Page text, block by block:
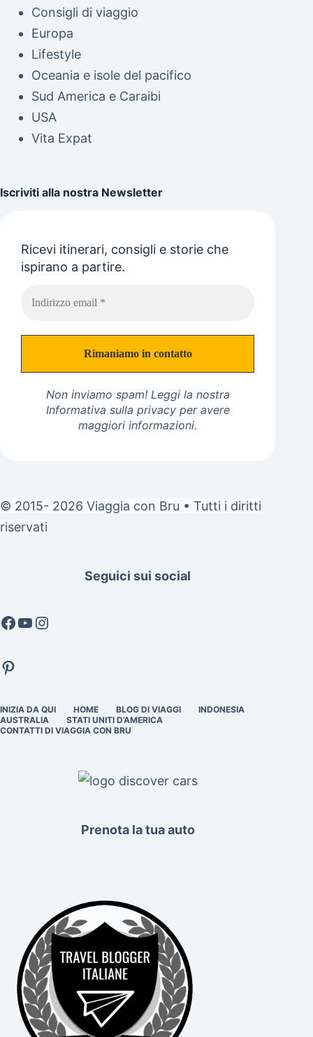
Consigli di viaggio
Europa
Lifestyle
Oceania e isole del pacifico
Sud America e Caraibi
USA
Vita Expat
Iscriviti alla nostra Newsletter
Ricevi itinerari, consigli e storie che
ispirano a partire.
Non inviamo spam! Leggi la nostra
Informativa sulla privacyper avere
maggiori informazioni.
© 2015- 2026 Viaggia con Bru • Tutti i diritti
riservati
Seguici sui social
Facebook
YouTube
Instagram
Pinterest
INIZIA DA QUI HOME BLOG DI VIAGGI
INDONESIA
AUSTRALIA
STATI UNITI D’AMERICA
CONTATTI DI VIAGGIA CON BRU
Prenota la tua auto